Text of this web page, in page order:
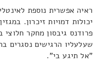
ראיה אפשרית נוספת
יכולות דמויות זיכרון.
פרודנס גיבסון מחקר
שעלעליו הרגישים נסגרים
"אל תיגע בי".